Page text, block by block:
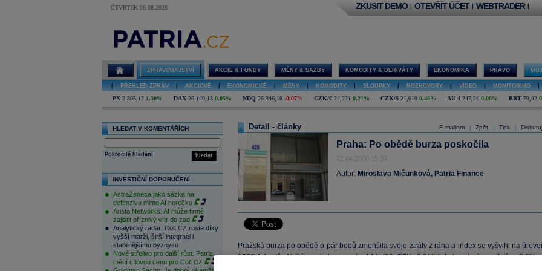
ČTVRTEK 06.08.2026 ZKUSIT DEMO | OTEVŘÍT ÚČET | WEBTRADER |
ZPRAVODAJSTVÍ AKCIE & FONDY MĚNY & SAZBY KOMODITY & DERIVÁTY EKONOMIKA PRÁVO
PŘEHLED ZPRÁV AKCIOVÉ EKONOMICKÉ MĚNY KOMODITY SLOUPKY ROZHOVORY VIDEO MONITORING
PX 2 805,12 1,30% DAX 26 140,13 0,05% NDQ 26 346,18 -0,07% CZK/€ 24,221 0,21% CZK/$ 21,019 0,46% AU 4 247,24 0,08% BRT 79,42
HLEDAT V KOMENTÁŘÍCH
hledat
Pokročilé hledání
INVESTIČNÍ DOPORUČENÍ
AstraZeneca jako sázka na
defenzivu mimo AI horečku
Arista Networks: AI může firmě
zajistit příznivý vítr do zad
Analytický radar: Colt CZ roste díky
vyšší marži, širší integraci i
stabilnějšímu byznysu
Nové střelivo pro další růst. Patria
mění cílovou cenu pro Colt CZ
E-mailem Zpět Tisk Diskutuj
Detail - články
Praha: Po obědě burza poskočila
22.04.2008 15:37
Autor: Miroslava Mičunková, Patria Finance
Pražská burza po obědě o pár bodů zmenšila svoje ztráty z rána a index se vyšvihl na
1556,4 bodů. Nejlépe si dnes vedeAAA(20CZK, 0,81%) Auto, které posilují o 0,8%,